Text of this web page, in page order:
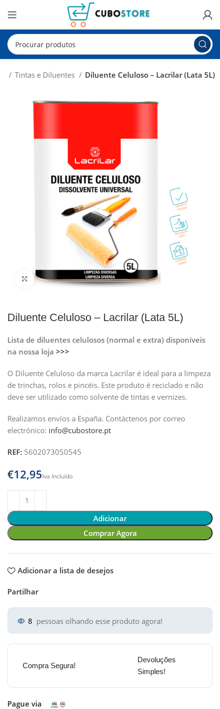
Tintas e Diluentes Diluente Celuloso – Lacrilar (Lata 5L)
Clique para ampliar
Diluente Celuloso – Lacrilar (Lata 5L)
Lista de diluentes celulosos (normal e extra) disponíveis
na nossa loja>>>
O Diluente Celuloso da marca Lacrilar é ideal para a limpeza
de trinchas, rolos e pincéis. Este produto é reciclado e não
deve ser utilizado como solvente de tintas e vernizes.
Realizamos envíos a España. Contáctenos por correo
electrónico: info@cubostore.pt
REF: 5602073050545
€
Adicionar
Comprar Agora
Adicionar a lista de desejos
Partilhar
8 pessoas olhando esse produto agora!
Compra Segura!
Devoluções
Simples!
Pague via